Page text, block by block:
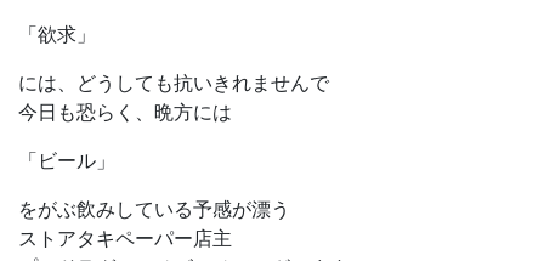
「欲求」
には、どうしても抗いきれませんで
今日も恐らく、晩方には
「ビール」
をがぶ飲みしている予感が漂う
ストアタキペーパー店主